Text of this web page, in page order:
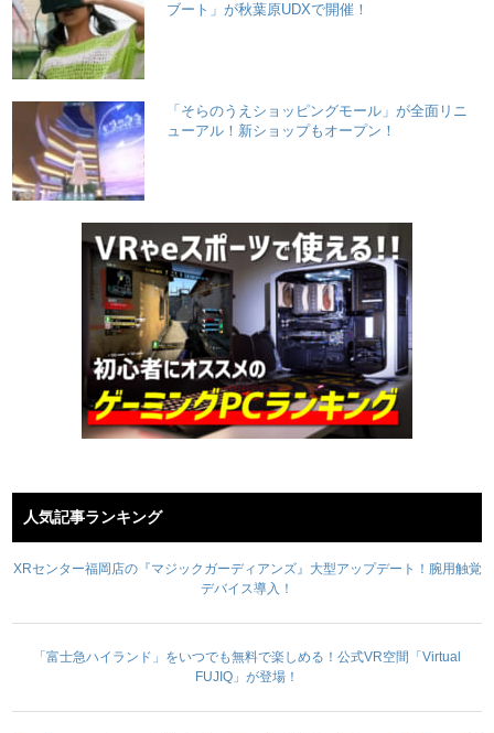
ブート」が秋葉原UDXで開催！
「そらのうえショッピングモール」が全面リニ
ューアル！新ショップもオープン！
人気記事ランキング
XRセンター福岡店の『マジックガーディアンズ』大型アップデート！腕用触覚
デバイス導入！
「富士急ハイランド」をいつでも無料で楽しめる！公式VR空間「Virtual
FUJIQ」が登場！